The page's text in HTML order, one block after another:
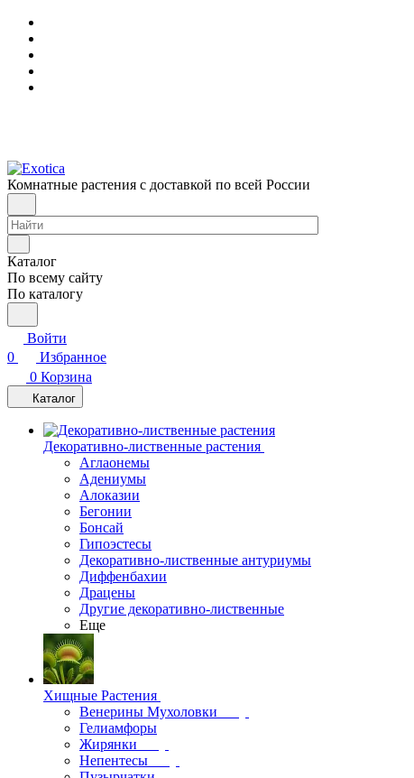
Комнатные растения с доставкой по всей России
Каталог
По всему сайту
По каталогу
Войти
0
Избранное
0 Корзина
Каталог
Декоративно-лиственные растения
Аглаонемы
Адениумы
Алоказии
Бегонии
Бонсай
Гипоэстесы
Декоративно-лиственные антуриумы
Диффенбахии
Драцены
Другие декоративно-лиственные
Еще
Хищные Растения
Венерины Мухоловки
Гелиамфоры
Жирянки
Непентесы